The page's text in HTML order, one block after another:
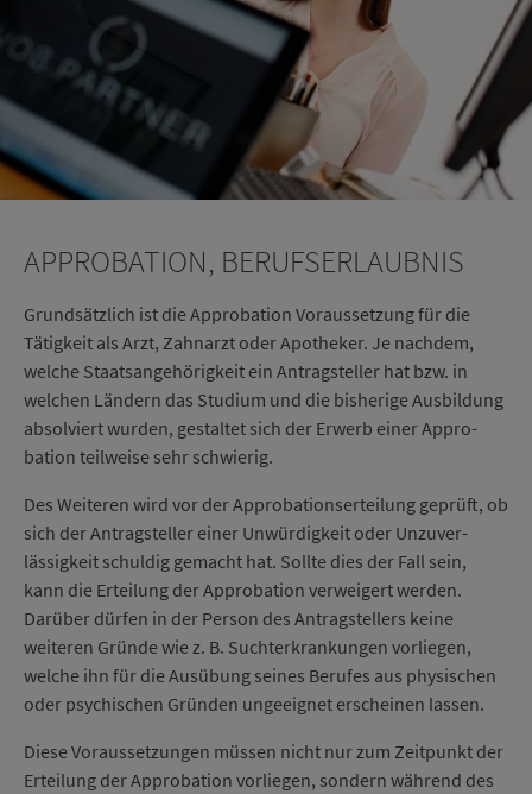
Ihre Daten, die Sie im Rahmen der Kontaktanfrage angeben, behandeln wir
vertraulich. Nähere Informationen zur Datenverarbeitung finden Sie in unserer
Datenschutzerklärung
APPROBATION, BERUFS­ERLAUBNIS
Grund­sätzlich ist die Appro­bation Voraus­setzung für die
Tätig­keit als Arzt, Zahn­arzt oder Apo­theker. Je nach­dem,
welche Staats­an­ge­hörig­keit ein Antrag­steller hat bzw. in
welchen Ländern das Studium und die bis­herige Aus­bildung
ab­sol­viert wurden, ge­staltet sich der Er­werb einer Appro­
bation teil­weise sehr schwierig.
Des Weiteren wird vor der Appro­bations­er­teilung ge­prüft, ob
sich der Antrag­steller einer Un­würdig­keit oder Un­zu­ver­
lässig­keit schuldig ge­macht hat. Sollte dies der Fall sein,
kann die Er­tei­lung der Appro­bation ver­wei­gert wer­den.
Darüber dürfen in der Person des Antrag­stellers keine
weiteren Gründe wie z. B. Sucht­er­krankun­gen vor­lie­gen,
welche ihn für die Aus­übung seines Berufes aus phy­sischen
oder psy­chischen Grün­den un­ge­eig­net er­schei­nen lassen.
Diese Voraus­setzungen müssen nicht nur zum Zeit­punkt der
Er­teilung der Appro­bation vor­lie­gen, sondern während des